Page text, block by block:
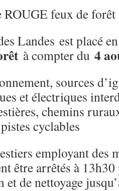
feux de forêt
Landes est placé
à compter du 4
sources
et électriques
chemins
cyclables
employant des
être arrêtés à
et de nettoyage